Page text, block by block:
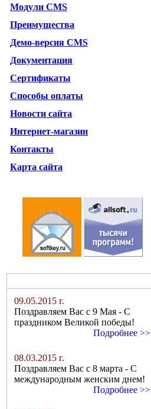
Модули CMS
Преимущества
Демо-версия CMS
Документация
Сертификаты
Способы оплаты
Новости сайта
Интернет-магазин
Контакты
Карта сайта
09.05.2015 г.
Поздравляем Вас с 9 Мая - С
праздником Великой победы!
Подробнее >>
08.03.2015 г.
Поздравляем Вас с 8 марта - С
международным женским днем!
Подробнее >>